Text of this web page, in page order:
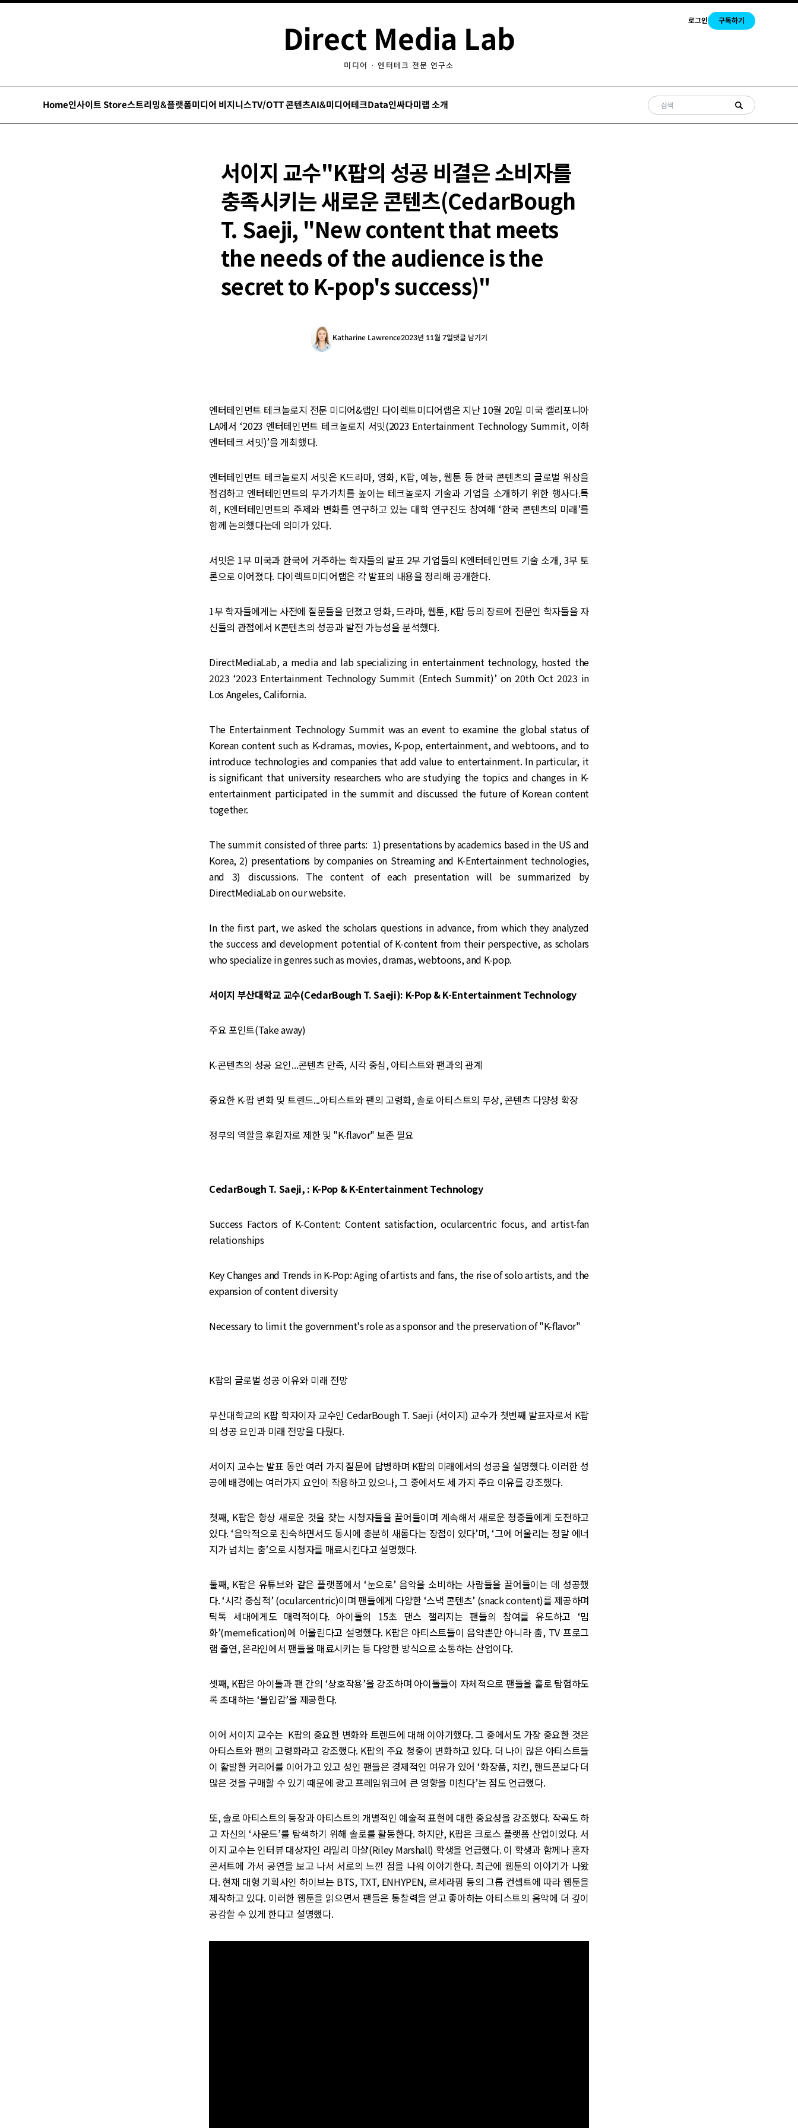
로그인 구독하기
Direct Media Lab
미디어 · 엔터테크 전문 연구소
Home인사이트 Store스트리밍&플랫폼미디어 비지니스TV/OTT 콘텐츠AI&미디어테크Data인싸다미랩 소개
서이지 교수"K팝의 성공 비결은 소비자를
충족시키는 새로운 콘텐츠(CedarBough
T. Saeji, "New content that meets
the needs of the audience is the
secret to K-pop's success)"
Katharine Lawrence2023년 11월 7일댓글 남기기
엔터테인먼트 테크놀로지 전문 미디어&랩인 다이렉트미디어랩은 지난 10월 20일 미국 캘리포니아
LA에서 ‘2023 엔터테인먼트 테크놀로지 서밋(2023 Entertainment Technology Summit, 이하
엔터테크 서밋)’을 개최했다.
엔터테인먼트 테크놀로지 서밋은 K드라마, 영화, K팝, 예능, 웹툰 등 한국 콘텐츠의 글로벌 위상을
점검하고 엔터테인먼트의 부가가치를 높이는 테크놀로지 기술과 기업을 소개하기 위한 행사다.특
히, K엔터테인먼트의 주제와 변화를 연구하고 있는 대학 연구진도 참여해 ‘한국 콘텐츠의 미래’를
함께 논의했다는데 의미가 있다.
서밋은 1부 미국과 한국에 거주하는 학자들의 발표 2부 기업들의 K엔터테인먼트 기술 소개, 3부 토
론으로 이어졌다. 다이렉트미디어랩은 각 발표의 내용을 정리해 공개한다.
1부 학자들에게는 사전에 질문들을 던졌고 영화, 드라마, 웹툰, K팝 등의 장르에 전문인 학자들을 자
신들의 관점에서 K콘텐츠의 성공과 발전 가능성을 분석했다.
DirectMediaLab, a media and lab specializing in entertainment technology, hosted the
2023 ‘2023 Entertainment Technology Summit (Entech Summit)’ on 20th Oct 2023 in
Los Angeles, California.
The Entertainment Technology Summit was an event to examine the global status of
Korean content such as K-dramas, movies, K-pop, entertainment, and webtoons, and to
introduce technologies and companies that add value to entertainment. In particular, it
is significant that university researchers who are studying the topics and changes in K-
entertainment participated in the summit and discussed the future of Korean content
together.
The summit consisted of three parts: 1) presentations by academics based in the US and
Korea, 2) presentations by companies on Streaming and K-Entertainment technologies,
and 3) discussions. The content of each presentation will be summarized by
DirectMediaLab on our website.
In the first part, we asked the scholars questions in advance, from which they analyzed
the success and development potential of K-content from their perspective, as scholars
who specialize in genres such as movies, dramas, webtoons, and K-pop.
서이지 부산대학교 교수(CedarBough T. Saeji): K-Pop & K-Entertainment Technology
주요 포인트(Take away)
K-콘텐츠의 성공 요인...콘텐츠 만족, 시각 중심, 아티스트와 팬과의 관계
중요한 K-팝 변화 및 트렌드...아티스트와 팬의 고령화, 솔로 아티스트의 부상, 콘텐츠 다양성 확장
정부의 역할을 후원자로 제한 및 "K-flavor" 보존 필요
CedarBough T. Saeji, : K-Pop & K-Entertainment Technology
Success Factors of K-Content: Content satisfaction, ocularcentric focus, and artist-fan
relationships
Key Changes and Trends in K-Pop: Aging of artists and fans, the rise of solo artists, and the
expansion of content diversity
Necessary to limit the government's role as a sponsor and the preservation of "K-flavor"
K팝의 글로벌 성공 이유와 미래 전망
부산대학교의 K팝 학자이자 교수인 CedarBough T. Saeji (서이지) 교수가 첫번째 발표자로서 K팝
의 성공 요인과 미래 전망을 다뤘다.
서이지 교수는 발표 동안 여러 가지 질문에 답병하며 K팝의 미래에서의 성공을 설명했다. 이러한 성
공에 배경에는 여러가지 요인이 작용하고 있으나, 그 중에서도 세 가지 주요 이유를 강조했다.
첫째, K팝은 항상 새로운 것을 찾는 시청자들을 끌어들이며 계속해서 새로운 청중들에게 도전하고
있다. ‘음악적으로 친숙하면서도 동시에 충분히 새롭다는 장점이 있다’며, ‘그에 어울리는 정말 에너
지가 넘치는 춤’으로 시청자를 매료시킨다고 설명했다.
둘째, K팝은 유튜브와 같은 플랫폼에서 ‘눈으로’ 음악을 소비하는 사람들을 끌어들이는 데 성공했
다. ‘시각 중심적’ (ocularcentric)이며 팬들에게 다양한 ‘스낵 콘텐츠’ (snack content)를 제공하며
틱톡 세대에게도 매력적이다. 아이돌의 15초 댄스 챌리지는 팬들의 참여를 유도하고 ‘밈
화’(memefication)에 어울린다고 설명했다. K팝은 아티스트들이 음악뿐만 아니라 춤, TV 프로그
램 출연, 온라인에서 팬들을 매료시키는 등 다양한 방식으로 소통하는 산업이다.
셋째, K팝은 아이돌과 팬 간의 ‘상호작용’을 강조하며 아이돌들이 자체적으로 팬들을 홀로 탐험하도
록 초대하는 ‘몰입감’을 제공한다.
이어 서이지 교수는 K팝의 중요한 변화와 트렌드에 대해 이야기했다. 그 중에서도 가장 중요한 것은
아티스트와 팬의 고령화라고 강조했다. K팝의 주요 청중이 변화하고 있다. 더 나이 많은 아티스트들
이 활발한 커리어를 이어가고 있고 성인 팬들은 경제적인 여유가 있어 ‘화장품, 치킨, 핸드폰보다 더
많은 것을 구매할 수 있기 때문에 광고 프레임워크에 큰 영향을 미친다’는 점도 언급했다.
또, 솔로 아티스트의 등장과 아티스트의 개별적인 예술적 표현에 대한 중요성을 강조했다. 작곡도 하
고 자신의 ‘사운드’를 탐색하기 위해 솔로를 활동한다. 하지만, K팝은 크로스 플랫폼 산업이었다. 서
이지 교수는 인터뷰 대상자인 라일리 마샬(Riley Marshall) 학생을 언급했다. 이 학생과 함께나 혼자
콘서트에 가서 공연을 보고 나서 서로의 느낀 점을 나워 이야기한다. 최근에 웹툰의 이야기가 나왔
다. 현재 대형 기획사인 하이브는 BTS, TXT, ENHYPEN, 르세라핌 등의 그룹 컨셉트에 따라 웹툰을
제작하고 있다. 이러한 웹툰을 읽으면서 팬들은 통찰력을 얻고 좋아하는 아티스트의 음악에 더 깊이
공감할 수 있게 한다고 설명했다.